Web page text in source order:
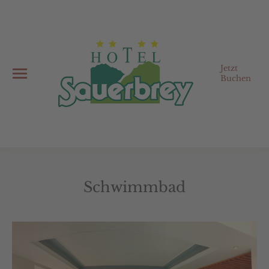
Jetzt
Buchen
Schwimmbad